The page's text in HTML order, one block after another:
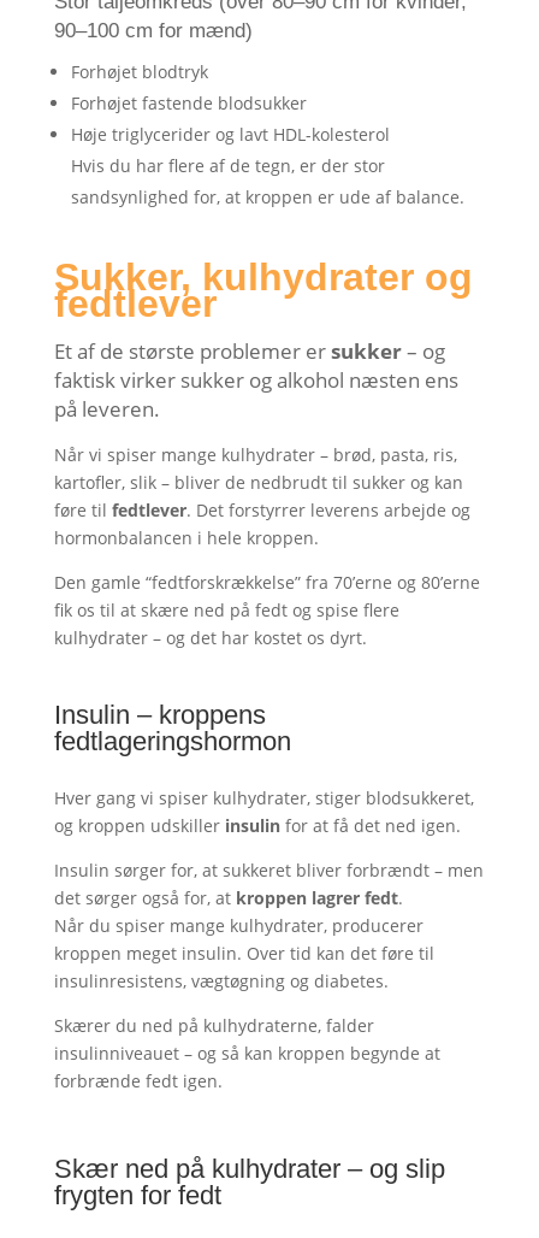
90–100 cm for mænd)
Forhøjet blodtryk
Forhøjet fastende blodsukker
Høje triglycerider og lavt HDL-kolesterol
Hvis du har flere af de tegn, er der stor
sandsynlighed for, at kroppen er ude af balance.
Sukker, kulhydrater og
fedtlever
Et af de største problemer ersukker– og
faktisk virker sukker og alkohol næsten ens
på leveren.
Når vi spiser mange kulhydrater – brød, pasta, ris,
kartofler, slik – bliver de nedbrudt til sukker og kan
føre til fedtlever. Det forstyrrer leverens arbejde og
hormonbalancen i hele kroppen.
Den gamle “fedtforskrækkelse” fra 70’erne og 80’erne
fik os til at skære ned på fedt og spise flere
kulhydrater – og det har kostet os dyrt.
Insulin – kroppens
fedtlageringshormon
Hver gang vi spiser kulhydrater, stiger blodsukkeret,
og kroppen udskiller insulinfor at få det ned igen.
Insulin sørger for, at sukkeret bliver forbrændt – men
det sørger også for, at kroppen lagrer fedt.
Når du spiser mange kulhydrater, producerer
kroppen meget insulin. Over tid kan det føre til
insulinresistens, vægtøgning og diabetes.
Skærer du ned på kulhydraterne, falder
insulinniveauet – og så kan kroppen begynde at
forbrænde fedt igen.
Skær ned på kulhydrater – og slip
frygten for fedt